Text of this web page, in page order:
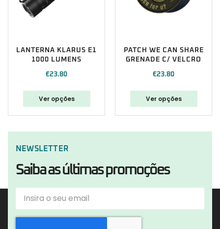
LANTERNA KLARUS E1
1000 LUMENS
€23.80
Ver opções
PATCH WE CAN SHARE
GRENADE C/ VELCRO
€23.80
Ver opções
NEWSLETTER
Saiba as últimas promoções